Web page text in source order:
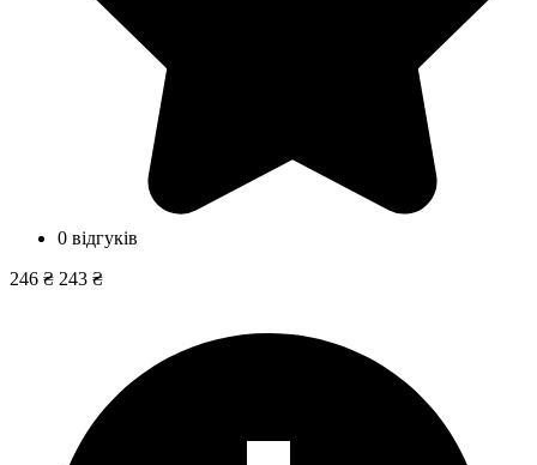
0 відгуків
246 ₴ 243 ₴